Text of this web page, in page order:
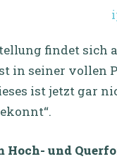
findet sich
in seiner vollen
ist jetzt gar
und